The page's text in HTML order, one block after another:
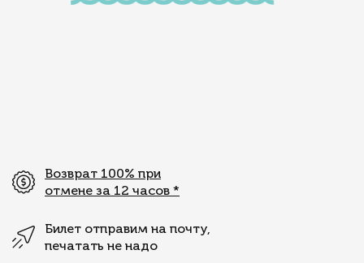
Возврат 100% при
отмене за 12 часов *
Билет отправим на почту,
печатать не надо